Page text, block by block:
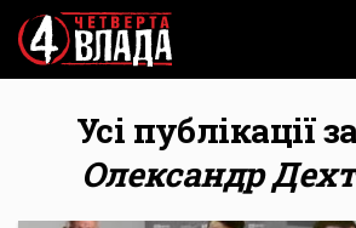
Перейти
до
основного
вмісту
Усі публікації
Олександр